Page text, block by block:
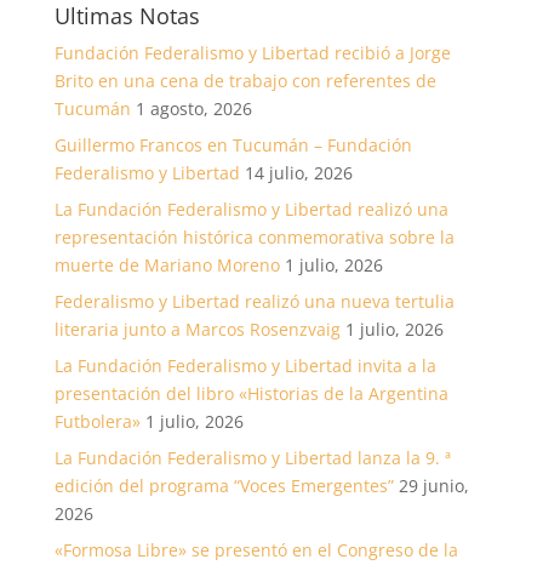
Ultimas Notas
Fundación Federalismo y Libertad recibió a Jorge
Brito en una cena de trabajo con referentes de
Tucumán 1 agosto, 2026
Guillermo Francos en Tucumán – Fundación
Federalismo y Libertad 14 julio, 2026
La Fundación Federalismo y Libertad realizó una
representación histórica conmemorativa sobre la
muerte de Mariano Moreno 1 julio, 2026
Federalismo y Libertad realizó una nueva tertulia
literaria junto a Marcos Rosenzvaig 1 julio, 2026
La Fundación Federalismo y Libertad invita a la
presentación del libro «Historias de la Argentina
Futbolera» 1 julio, 2026
La Fundación Federalismo y Libertad lanza la 9. ª
edición del programa “Voces Emergentes” 29 junio,
2026
«Formosa Libre» se presentó en el Congreso de la